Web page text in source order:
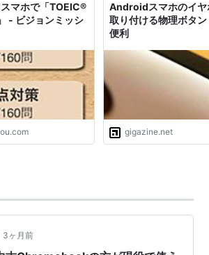
マホで「TOEIC®
- ビジョンミッシ
Androidスマホのイヤ
取り付ける物理ボタ
便利
gigazine.net
3ヶ月前